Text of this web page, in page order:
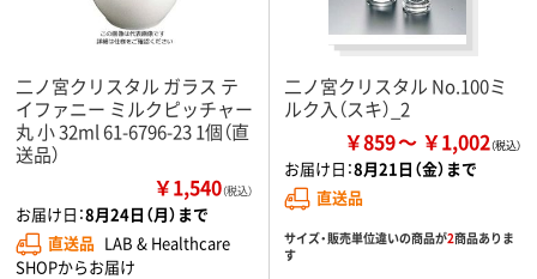
二ノ宮クリスタル ガラス テ
イファニー ミルクピッチャー
丸 小 32ml 61-6796-23 1個（直
送品）
￥1,540（税込）
お届け日：8月24日（月）まで
直送品 LAB & Healthcare
SHOPからお届け
二ノ宮クリスタル No.100ミ
ルク入（スキ）_2
￥859 ￥1,002
お届け日：8月21日（金）まで
直送品
サイズ・販売単位違いの商品が2商品ありま
す